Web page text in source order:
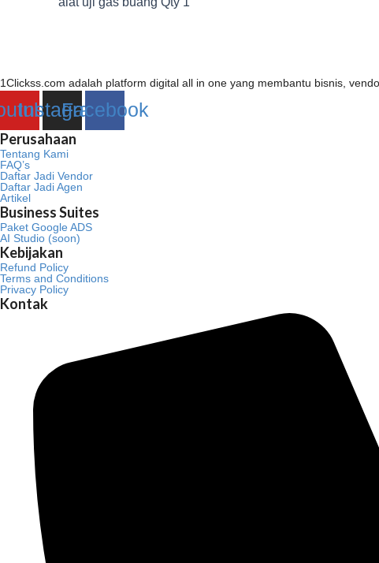
1Clickss.com adalah platform digital all in one yang membantu bisnis,
InstagramFacebook
Perusahaan
Tentang Kami
FAQ’s
Daftar Jadi Vendor
Daftar Jadi Agen
Artikel
Business Suites
Paket Google ADS
AI Studio (soon)
Kebijakan
Refund Policy
Terms and Conditions
Privacy Policy
Kontak